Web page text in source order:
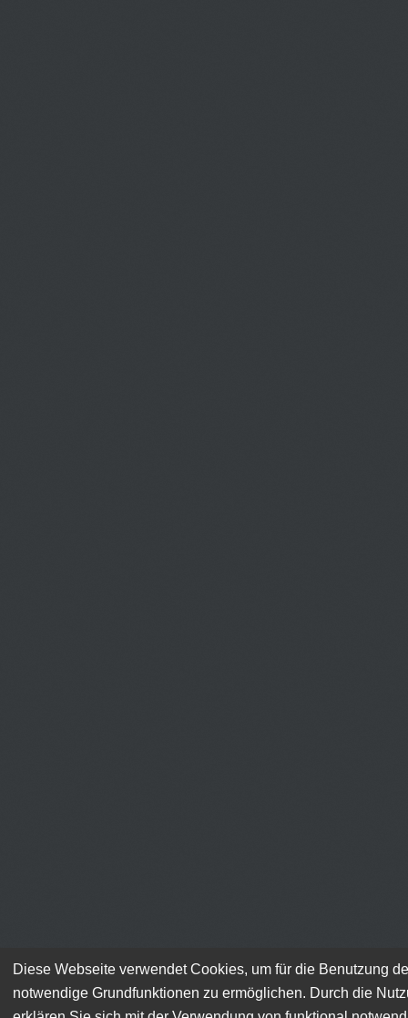
Diese Webseite verwendet Cookies, um für die Benutzung
notwendige Grundfunktionen zu ermöglichen. Durch die